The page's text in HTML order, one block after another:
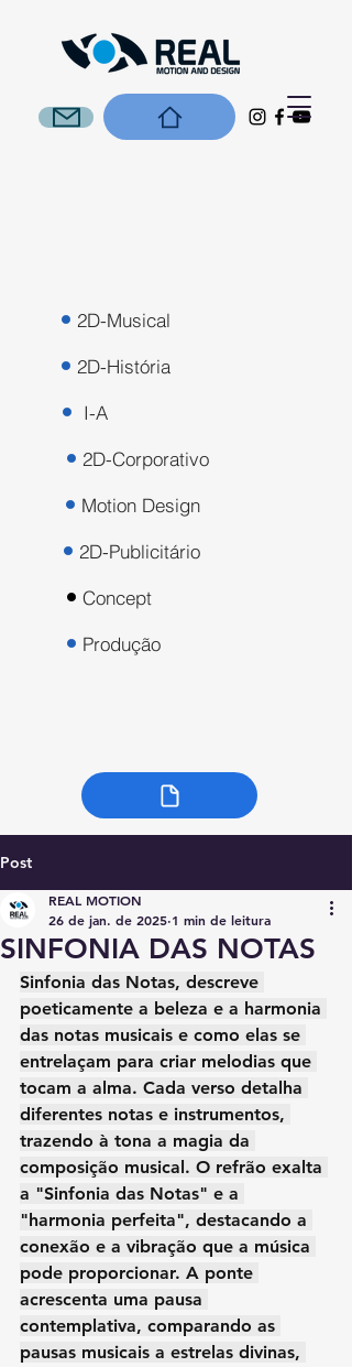
2D-Musical
2D-História
I-A
2D-Corporativo
Motion Design
2D-Publicitário
Concept
Produção
Post
SINFONIA DAS NOTAS
REAL MOTION
26 de jan. de 2025 1 min de leitura
Sinfonia das Notas, descreve
poeticamente a beleza e a harmonia
das notas musicais e como elas se
entrelaçam para criar melodias que
tocam a alma. Cada verso detalha
diferentes notas e instrumentos,
trazendo à tona a magia da
composição musical. O refrão exalta
a "Sinfonia das Notas" e a
"harmonia perfeita", destacando a
conexão e a vibração que a música
pode proporcionar. A ponte
acrescenta uma pausa
contemplativa, comparando as
pausas musicais a estrelas divinas,